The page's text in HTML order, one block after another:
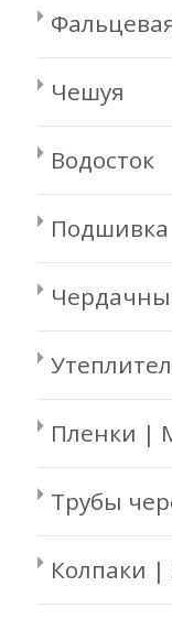
Чешуя
Водосток
Пленки |
Трубы
Колпаки |